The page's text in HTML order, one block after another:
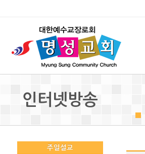
인터넷방송
주일설교